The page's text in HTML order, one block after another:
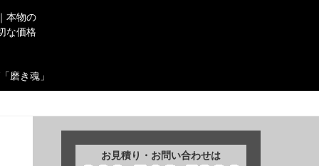
本物の
な価格
磨き魂」
お見積り・お問い合わせは